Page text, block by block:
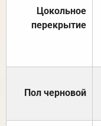
Цокольное
перекрытие
Пол черновой